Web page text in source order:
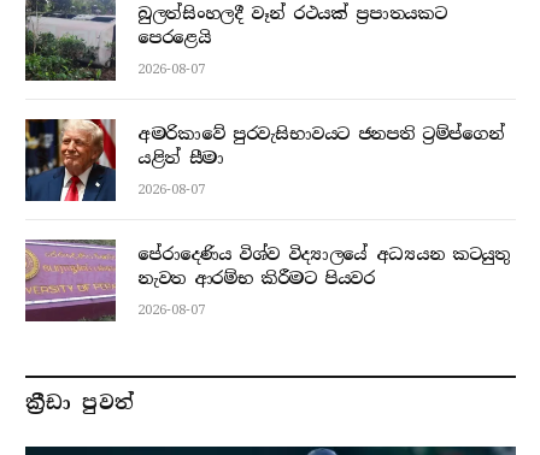
බුලත්සිංහලදී වෑන් රථයක් ප්‍රපාතයකට
පෙරළෙයි
2026-08-07
අමරිකාවේ පුරවැසිභාවයට ජනපති ට්‍රම්ප්ගෙන්
යළිත් සීමා
2026-08-07
පේරාදෙණිය විශ්ව විද්‍යාලයේ අධ්‍යයන කටයුතු
නැවත ආරම්භ කිරීමට පියවර
2026-08-07
ක්‍රීඩා පුවත්